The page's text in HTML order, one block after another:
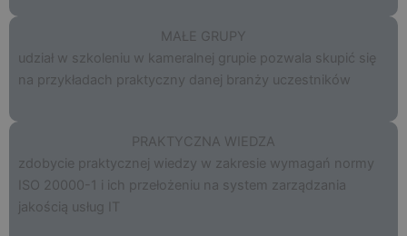
MAŁE GRUPY
udział w szkoleniu w kameralnej grupie pozwala skupić się
na przykładach praktyczny danej branży uczestników
PRAKTYCZNA WIEDZA
zdobycie praktycznej wiedzy w zakresie wymagań normy
ISO 20000-1 i ich przełożeniu na system zarządzania
jakością usług IT